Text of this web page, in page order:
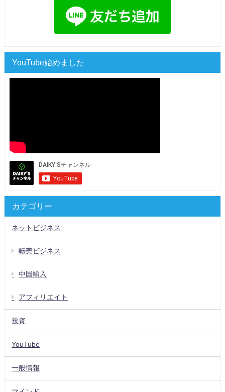
YouTube始めました
カテゴリー
ネットビジネス
転売ビジネス
中国輸入
アフィリエイト
投資
YouTube
一般情報